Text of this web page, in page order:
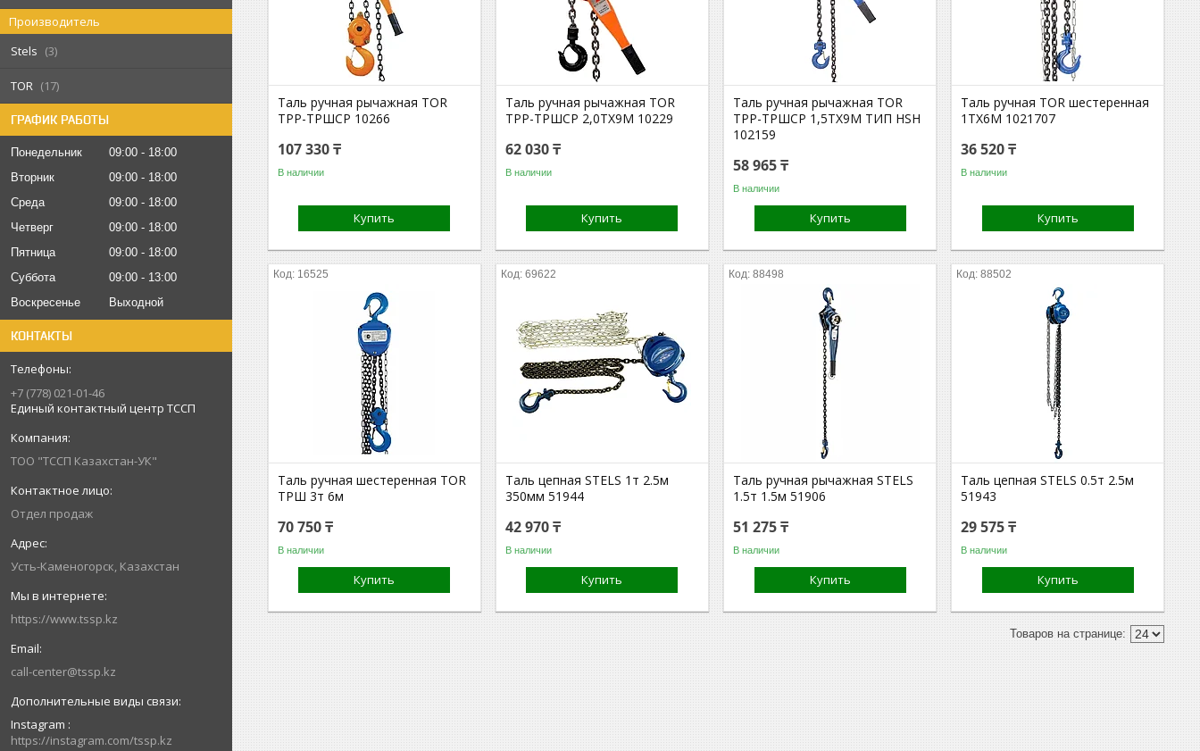
Производитель
Stels
3
TOR 17
ГРАФИК РАБОТЫ
Понедельник 09:00
18:00
Вторник
09:00
18:00
Среда
09:00
18:00
Четверг
09:00
18:00
Пятница
09:00
18:00
Суббота
09:00
13:00
Воскресенье
Выходной
КОНТАКТЫ
+7 (778) 021-01-46
Единый контактный центр ТССП
ТОО "ТССП Казахстан-УК"
Отдел продаж
Усть-Каменогорск, Казахстан
https://www.tssp.kz
call-center@tssp.kz
Instagram
https://instagram.com/tssp.kz
Таль ручная рычажная TOR
ТРР-ТРШСР 10266
107 330 ₸
В наличии
Купить
Таль ручная рычажная TOR
ТРР-ТРШСР 2,0ТХ9М 10229
62 030 ₸
В наличии
Купить
Таль ручная рычажная TOR
ТРР-ТРШСР 1,5ТХ9М ТИП HSH
102159
58 965 ₸
В наличии
Купить
Таль ручная TOR шестеренная
1ТХ6М 1021707
36 520 ₸
В наличии
Купить
16525
Таль ручная шестеренная TOR
ТРШ 3т 6м
70 750 ₸
В наличии
Купить
69622
Таль цепная STELS 1т 2.5м
350мм 51944
42 970 ₸
В наличии
Купить
88498
Таль ручная рычажная STELS
1.5т 1.5м 51906
51 275 ₸
В наличии
Купить
88502
Таль цепная STELS 0.5т 2.5м
51943
29 575 ₸
В наличии
Купить